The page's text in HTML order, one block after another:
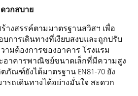
วกสบาย
างสรรค์ตามมาตรฐานสวิสฯ เพื่อ
การเดินทางที่เงียบสงบและถูกปรับ
ามต้องการของอาคาร โรงแรม
อาคารพาณิชย์ขนาดเล็กที่มีความสูง
ภัณฑ์ยังได้มาตรฐาน EN81-70 ยัง
รถเดินทางได้อย่างมั่นใจ สะดวก